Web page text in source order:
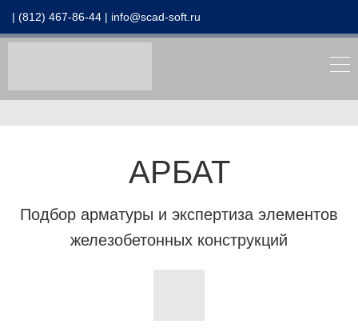
| (812) 467-86-44 | info@scad-soft.ru
АРБАТ
Подбор арматуры и экспертиза элементов
железобетонных конструкций